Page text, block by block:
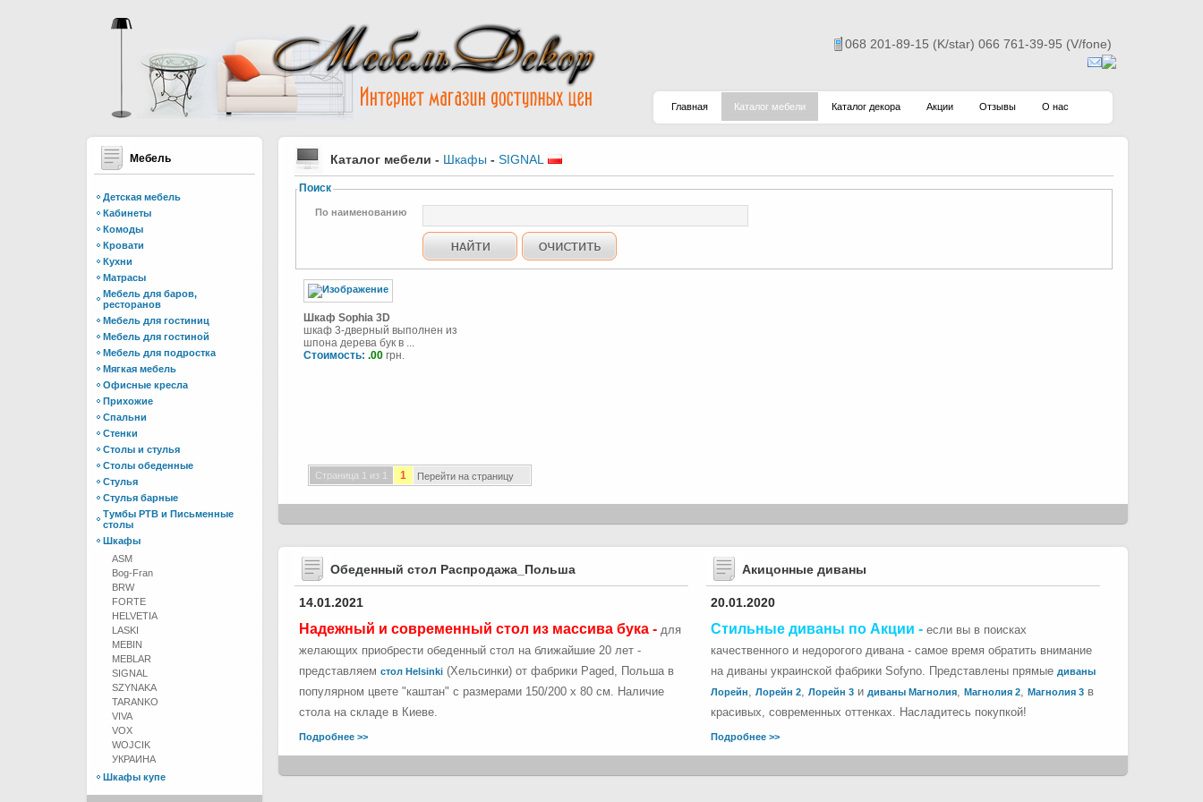
068 201-89-15 (K/star) 066 761-39-95 (V/fone)
Главная Каталог мебели Каталог декора Акции Отзывы О нас
Мебель
Детская мебель
Кабинеты
Комоды
Кровати
Кухни
Матрасы
Мебель для баров,
ресторанов
Мебель для гостиниц
Мебель для гостиной
Мебель для подростка
Мягкая мебель
Офисные кресла
Прихожие
Спальни
Стенки
Столы и стулья
Столы обеденные
Стулья
Стулья барные
Тумбы РТВ и Письменные
столы
Шкафы
ASM
Bog-Fran
BRW
FORTE
HELVETIA
LASKI
MEBIN
MEBLAR
SIGNAL
SZYNAKA
TARANKO
VIVA
VOX
WOJCIK
УКРАИНА
Шкафы купе
Каталог мебели - Шкафы - SIGNAL
Поиск
По наименованию
Шкаф Sophia 3D
шкаф 3-дверный выполнен из
шпона дерева бук в ...
Стоимость: .00 грн.
Страница 1 из 1 1 Перейти на страницу
Обеденный стол Распродажа_Польша
14.01.2021
Надежный и современный стол из массива бука - для
желающих приобрести обеденный стол на ближайшие 20 лет -
представляем стол Helsinki (Хельсинки) от фабрики Paged, Польша в
популярном цвете "каштан" с размерами 150/200 х 80 см. Наличие
стола на складе в Киеве.
Подробнее >>
Акицонные диваны
20.01.2020
Стильные диваны по Акции - если вы в поисках
качественного и недорогого дивана - самое время обратить внимание
на диваны украинской фабрики Sofyno. Представлены прямые диваны
Лорейн, Лорейн 2, Лорейн 3 и диваны Магнолия, Магнолия 2, Магнолия 3 в
красивых, современных оттенках. Насладитесь покупкой!
Подробнее >>